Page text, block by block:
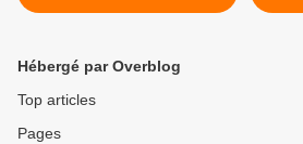
Hébergé par Overblog
Top articles
Pages